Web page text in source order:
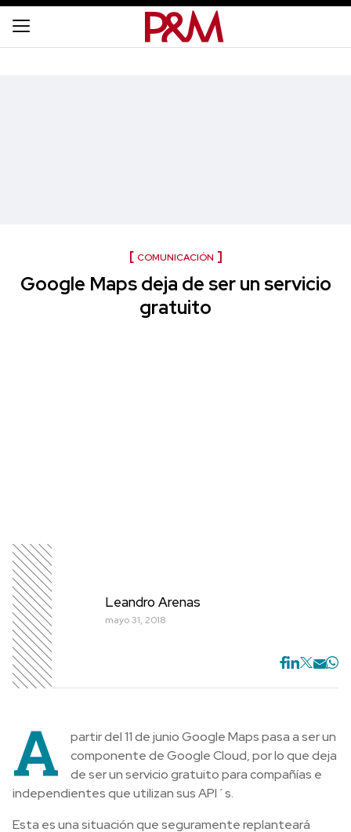
COMUNICACIÓN
Google Maps deja de ser un servicio
gratuito
Leandro Arenas
mayo 31, 2018
A
partir del 11 de junio Google Maps pasa a ser un
componente de Google Cloud, por lo que deja
de ser un servicio gratuito para compañías e
independientes que utilizan sus API´s.
Esta es una situación que seguramente replanteará